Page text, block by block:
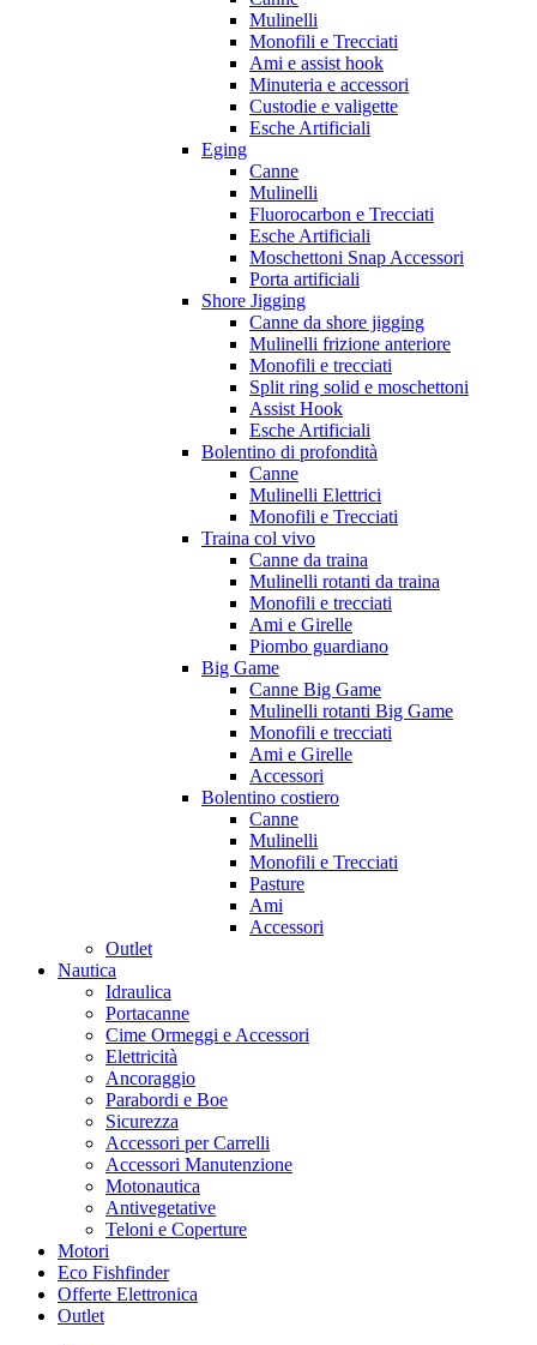
Mulinelli
Monofili e Trecciati
Ami e assist hook
Minuteria e accessori
Custodie e valigette
Esche Artificiali
Eging
Canne
Mulinelli
Fluorocarbon e Trecciati
Esche Artificiali
Moschettoni Snap Accessori
Porta artificiali
Shore Jigging
Canne da shore jigging
Mulinelli frizione anteriore
Monofili e trecciati
Split ring solid e moschettoni
Assist Hook
Esche Artificiali
Bolentino di profondità
Canne
Mulinelli Elettrici
Monofili e Trecciati
Traina col vivo
Canne da traina
Mulinelli rotanti da traina
Monofili e trecciati
Ami e Girelle
Piombo guardiano
Big Game
Canne Big Game
Mulinelli rotanti Big Game
Monofili e trecciati
Ami e Girelle
Accessori
Bolentino costiero
Canne
Mulinelli
Monofili e Trecciati
Pasture
Ami
Accessori
Outlet
Nautica
Idraulica
Portacanne
Cime Ormeggi e Accessori
Elettricità
Ancoraggio
Parabordi e Boe
Sicurezza
Accessori per Carrelli
Accessori Manutenzione
Motonautica
Antivegetative
Teloni e Coperture
Motori
Eco Fishfinder
Offerte Elettronica
Outlet